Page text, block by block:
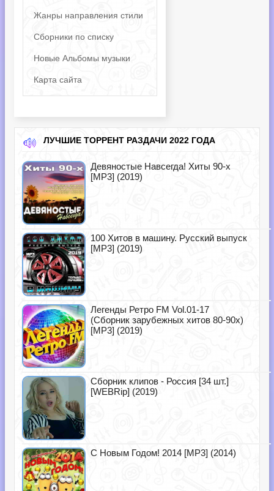
Жанры направления стили
Сборники по списку
Новые Альбомы музыки
Карта сайта
ЛУЧШИЕ ТОРРЕНТ РАЗДАЧИ 2022 ГОДА
Девяностые Навсегда! Хиты 90-х
[MP3] (2019)
100 Хитов в машину. Русский выпуск
[MP3] (2019)
Легенды Ретро FM Vol.01-17
(Сборник зарубежных хитов 80-90х)
[MP3] (2019)
Сборник клипов - Россия [34 шт.]
[WEBRip] (2019)
С Новым Годом! 2014 [MP3] (2014)